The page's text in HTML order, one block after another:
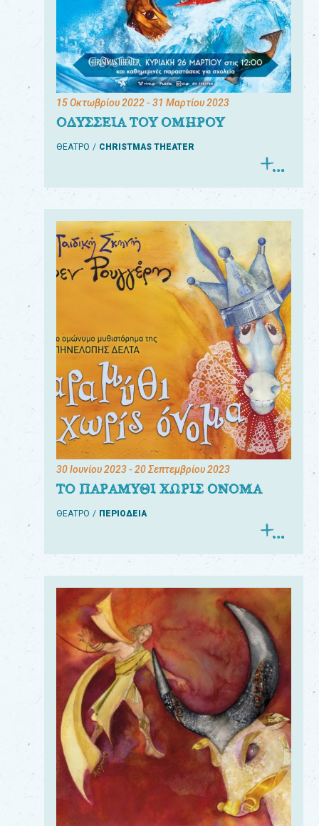
15 Οκτωβρίου 2022- 31 Μαρτίου 2023
ΟΔΥΣΣΕΙΑ ΤΟΥ ΟΜΗΡΟΥ
ΘΕΑΤΡΟ CHRISTMAS THEATER
30 Ιουνίου 2023- 20 Σεπτεμβρίου 2023
ΤΟ ΠΑΡΑΜΥΘΙ ΧΩΡΙΣ ΟΝΟΜΑ
ΘΕΑΤΡΟ ΠΕΡΙΟΔΕΙΑ